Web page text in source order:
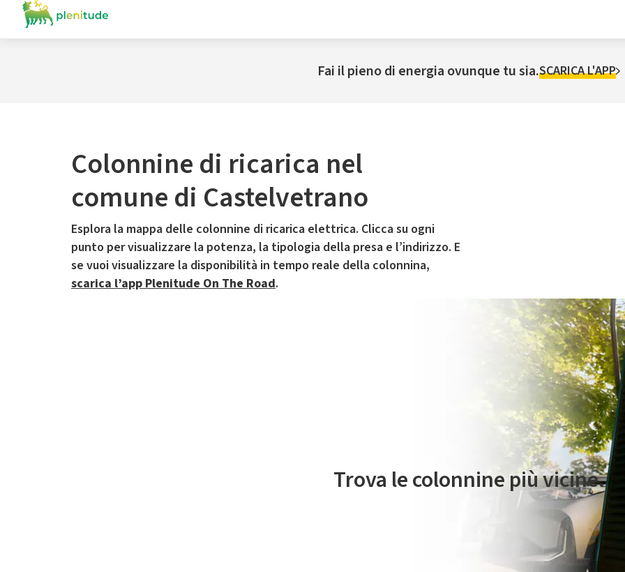
Fai il pieno di energia ovunque tu sia.SCARICA L'APP
Colonnine di ricarica nel
comune di Castelvetrano
Esplora la mappa delle colonnine di ricarica elettrica. Clicca su ogni
punto per visualizzare la potenza, la tipologia della presa e l’indirizzo. E
se vuoi visualizzare la disponibilità in tempo reale della colonnina,
scarica l’app Plenitude On The Road.
Il servizio di mobilità elettrica è gestito da Plenitude On The Road
Trova le colonnine più vicine.